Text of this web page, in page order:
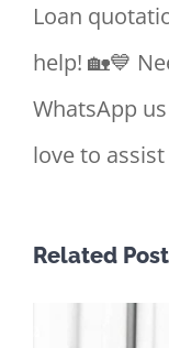
Loan
help! 🏡💙
WhatsApp
love to
Related